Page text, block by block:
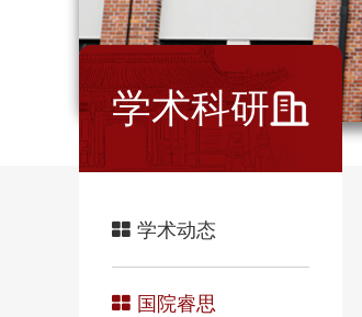
学术科研
学术动态
国院睿思